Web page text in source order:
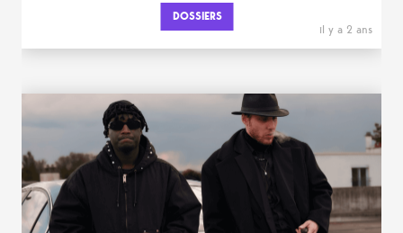
DOSSIERS
il y a 2 ans